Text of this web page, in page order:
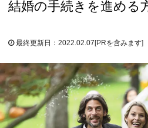
結婚の手続きを進める
最終更新日：2022.02.07[PRを含みます]